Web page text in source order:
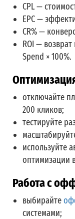
CPL —
EPC —
CR% —
ROI —
Spend × 100%.
отключайте
200 кликов;
тестируйте
используйте
оптимизации
Работа с
выбирайте
системами;